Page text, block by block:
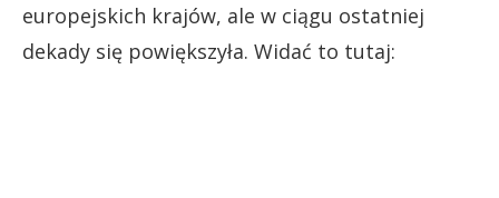
europejskich krajów, ale w ciągu ostatniej
dekady się powiększyła. Widać to tutaj: